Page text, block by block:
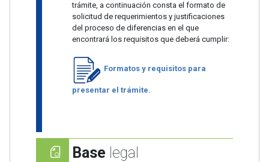
trámite, a continuación consta el formato de
solicitud de requerimientos y justificaciones
del proceso de diferencias en el que
encontrará los requisitos que deberá cumplir:
Formatos y requisitos para
presentar el trámite.
Base legal